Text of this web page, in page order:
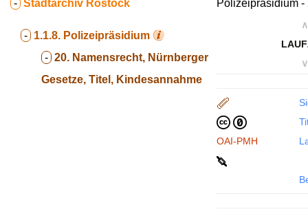
- Stadtarchiv Rostock
- 1.1.8. Polizeipräsidium
- 20. Namensrecht, Nürnberger
Gesetze, Titel, Kindesannahme
Polizeipräsidium -
∧
∨
OAI-PMH